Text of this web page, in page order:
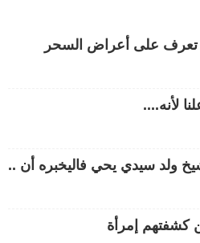
على أعراض السحر
لأنه....
ولد سيدي يحي فاليخبره أن ..